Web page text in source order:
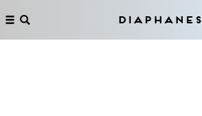
Diaphanes